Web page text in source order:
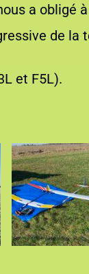
a obligé
de la
et F5L).